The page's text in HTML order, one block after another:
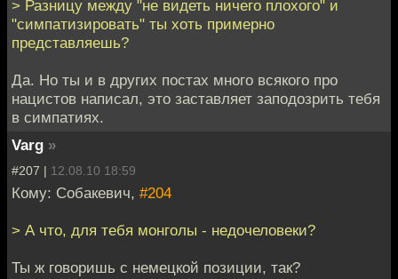
> Разницу между "не видеть ничего плохого" и
"симпатизировать" ты хоть примерно
представляешь?
Да. Но ты и в других постах много всякого про
нацистов написал, это заставляет заподозрить тебя
в симпатиях.
Varg »
#207 | 12.08.10 18:59
Кому: Собакевич, #204
> А что, для тебя монголы - недочеловеки?
Ты ж говоришь с немецкой позиции, так?